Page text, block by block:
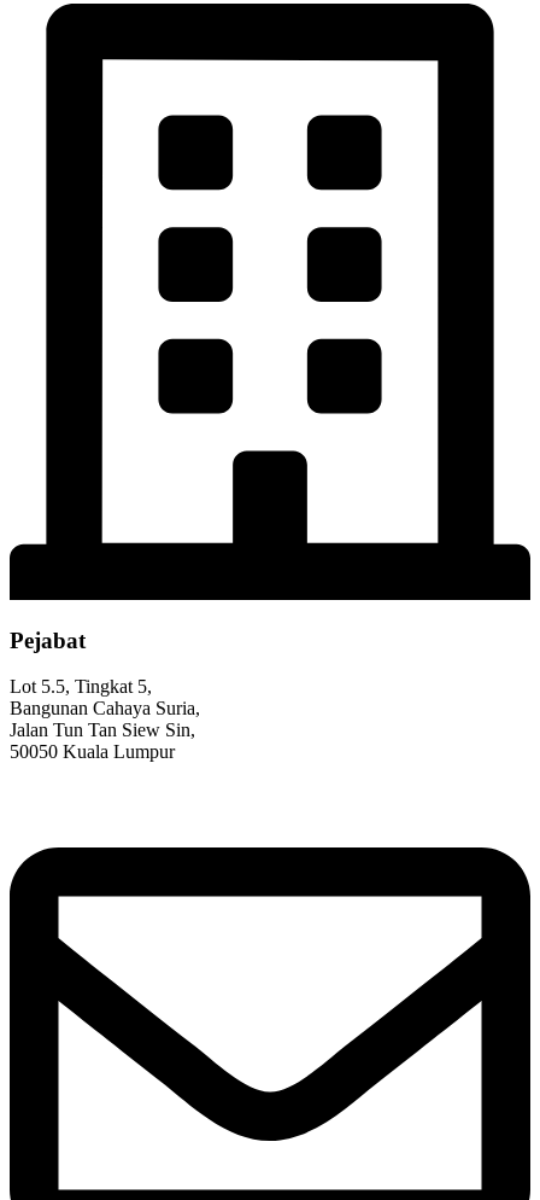
Pejabat
Lot 5.5, Tingkat 5,
Bangunan Cahaya Suria,
Jalan Tun Tan Siew Sin,
50050 Kuala Lumpur